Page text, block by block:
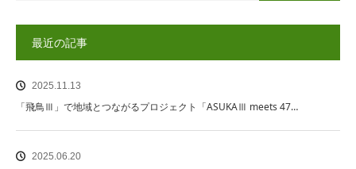
最近の記事
2025.11.13
「飛鳥Ⅲ」で地域とつながるプロジェクト「ASUKAⅢ meets 47…
2025.06.20